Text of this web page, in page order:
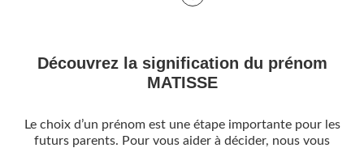
Découvrez la signification du prénom
MATISSE
Le choix d’un prénom est une étape importante pour les
futurs parents. Pour vous aider à décider, nous vous